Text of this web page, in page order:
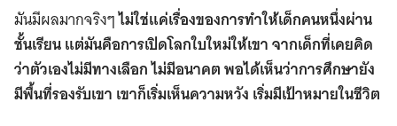
มันมีผลมากจริงๆไม่ใช่แค่เรื่องของการทำให้เด็กคนหนึ่งผ่าน
ชั้นเรียน แต่มันคือการเปิดโลกใบใหม่ให้เขา จากเด็กที่เคยคิด
ว่าตัวเองไม่มีทางเลือก ไม่มีอนาคต พอได้เห็นว่าการศึกษายัง
มีพื้นที่รองรับเขา เขาก็เริ่มเห็นความหวัง เริ่มมีเป้าหมายในชีวิต